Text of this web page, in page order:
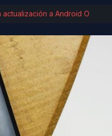
a Android O